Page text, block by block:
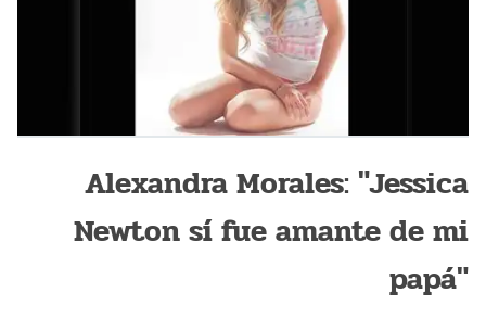
Alexandra Morales: "Jessica
Newton sí fue amante de mi
papá"